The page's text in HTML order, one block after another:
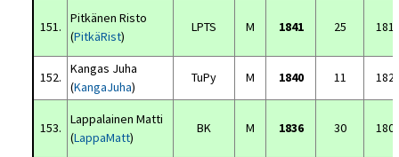
151.
Pitkänen Risto
(PitkäRist)
LPTS M 1841 25
152.
Kangas Juha
(KangaJuha)
TuPy M 1840 11
153.
Lappalainen Matti
(LappaMatt)
BK M 1836 30